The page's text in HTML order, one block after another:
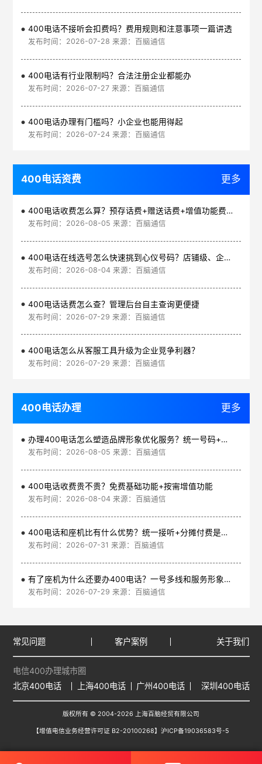
400电话不接听会扣费吗？费用规则和注意事项一篇讲透
发布时间：2026-07-28 来源：百脑通信
400电话有行业限制吗？合法注册企业都能办
发布时间：2026-07-27 来源：百脑通信
400电话办理有门槛吗？小企业也能用得起
发布时间：2026-07-24 来源：百脑通信
400电话资费 更多
400电话收费怎么算？预存话费+赠送话费+增值功能费透明实惠
发布时间：2026-08-05 来源：百脑通信
400电话在线选号怎么快速挑到心仪号码？店铺级、企业级、集团级一次看清
发布时间：2026-08-04 来源：百脑通信
400电话话费怎么查？管理后台自主查询更便捷
发布时间：2026-07-29 来源：百脑通信
400电话怎么从客服工具升级为企业竞争利器？
发布时间：2026-07-29 来源：百脑通信
400电话办理 更多
办理400电话怎么塑造品牌形象优化服务？统一号码+智能管理平台
发布时间：2026-08-05 来源：百脑通信
400电话收费贵不贵？免费基础功能+按需增值功能
发布时间：2026-08-04 来源：百脑通信
400电话和座机比有什么优势？统一接听+分摊付费是核心
发布时间：2026-07-31 来源：百脑通信
有了座机为什么还要办400电话？一号多线和服务形象是核心
发布时间：2026-07-29 来源：百脑通信
常见问题 客户案例 关于我们
电信400办理城市圈
北京400电话
上海400电话 广州400电话 深圳400电话
版权所有 © 2004-2026 上海百脑经贸有限公司
【增值电信业务经营许可证 B2-20100268】 沪ICP备19036583号-5